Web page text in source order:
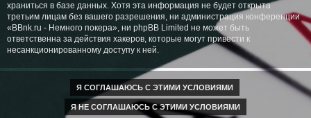
храниться в базе данных. Хотя эта информация не будет открыта
третьим лицам без вашего разрешения, ни администрация конференции
«BBnk.ru - Немного покера», ни phpBB Limited не может быть
ответственна за действия хакеров, которые могут привести к
несанкционированному доступу к ней.